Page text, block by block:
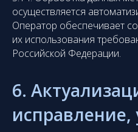
осуществляется
Оператор обеспечивает
их использования
Российской Федерации.
6.
исправление,